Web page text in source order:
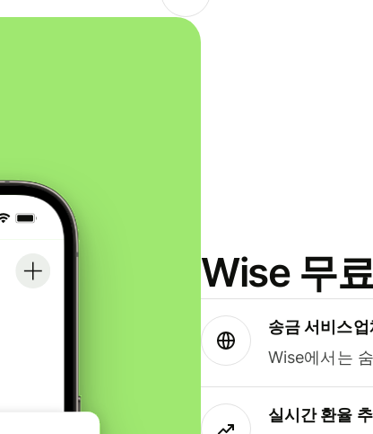
Wise 무
송금 서비스업
Wise에서는
실시간 환율